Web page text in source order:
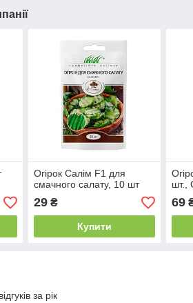
Огірок Салім F1 для
смачного салату, 10 шт
29₴
Купити
шт.,
69
за рік